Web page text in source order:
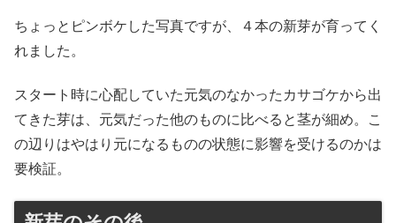
ちょっとピンボケした写真ですが、４本の新芽が育ってく
れました。
スタート時に心配していた元気のなかったカサゴケから出
てきた芽は、元気だった他のものに比べると茎が細め。こ
の辺りはやはり元になるものの状態に影響を受けるのかは
要検証。